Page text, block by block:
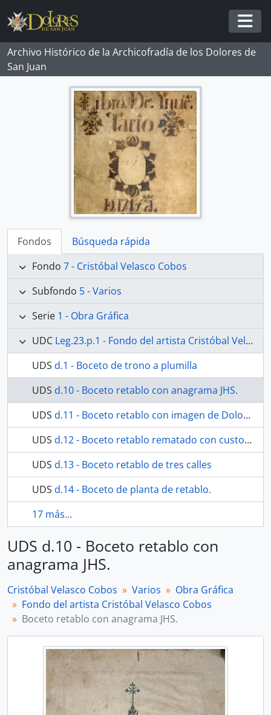
Skip to main content
Archivo Histórico de la Archicofradía de los Dolores de
San Juan
Fondos
Búsqueda rápida
Fondo 7 - Cristóbal Velasco Cobos
Subfondo 5 - Varios
Serie 1 - Obra Gráfica
UDC Leg.23.p.1 - Fondo del artista Cristóbal Velasco Cobos
UDS d.1 - Boceto de trono a plumilla
UDS d.10 - Boceto retablo con anagrama JHS.
UDS d.11 - Boceto retablo con imagen de Dolorosa
UDS d.12 - Boceto retablo rematado con custodia.
UDS d.13 - Boceto retablo de tres calles
UDS d.14 - Boceto de planta de retablo.
17 más...
UDS d.10 - Boceto retablo con
anagrama JHS.
Cristóbal Velasco Cobos Varios
Obra Gráfica
Fondo del artista Cristóbal Velasco Cobos
Boceto retablo con anagrama JHS.